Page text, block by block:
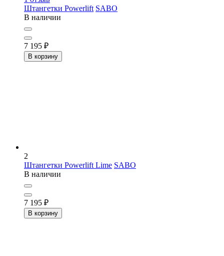
Штангетки Powerlift SABO
В наличии
7 195 ₽
В корзину
2
Штангетки Powerlift Lime SABO
В наличии
7 195 ₽
В корзину